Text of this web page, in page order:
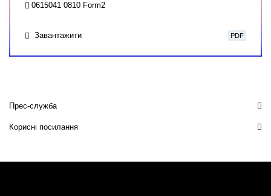
0615041 0810 Form2
Завантажити PDF
Прес-служба
Корисні посилання